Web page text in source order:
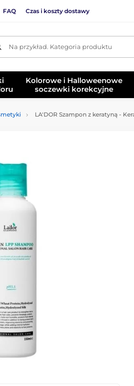
FAQ Czas i koszty dostawy
Na przykład. Kategoria produktu
Kolorowe i Halloweenowe
soczewki korekcyjne
LA'DOR Szampon z keratyną -